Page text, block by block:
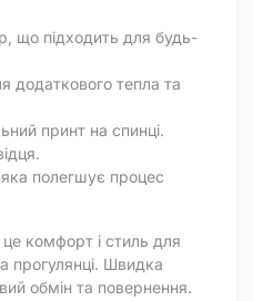
що підходить для будь-
додаткового тепла та
принт на спинці.
, яка полегшує процес
комфорт і стиль для
прогулянці. Швидка
обмін та повернення.